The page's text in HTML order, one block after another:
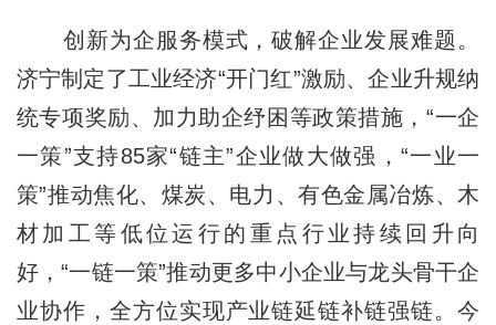
创新为企服务模式，破解企业发展难题。
济宁制定了工业经济“开门红”激励、企业升规纳
统专项奖励、加力助企纾困等政策措施，“一企
一策”支持85家“链主”企业做大做强，“一业一
策”推动焦化、煤炭、电力、有色金属冶炼、木
材加工等低位运行的重点行业持续回升向
好，“一链一策”推动更多中小企业与龙头骨干企
业协作，全方位实现产业链延链补链强链。今